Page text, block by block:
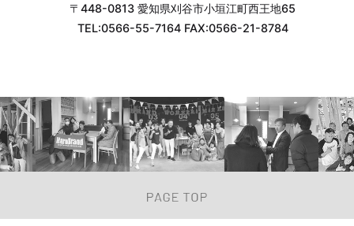
〒448-0813 愛知県刈谷市小垣江町西王地65
TEL:0566-55-7164 FAX:0566-21-8784